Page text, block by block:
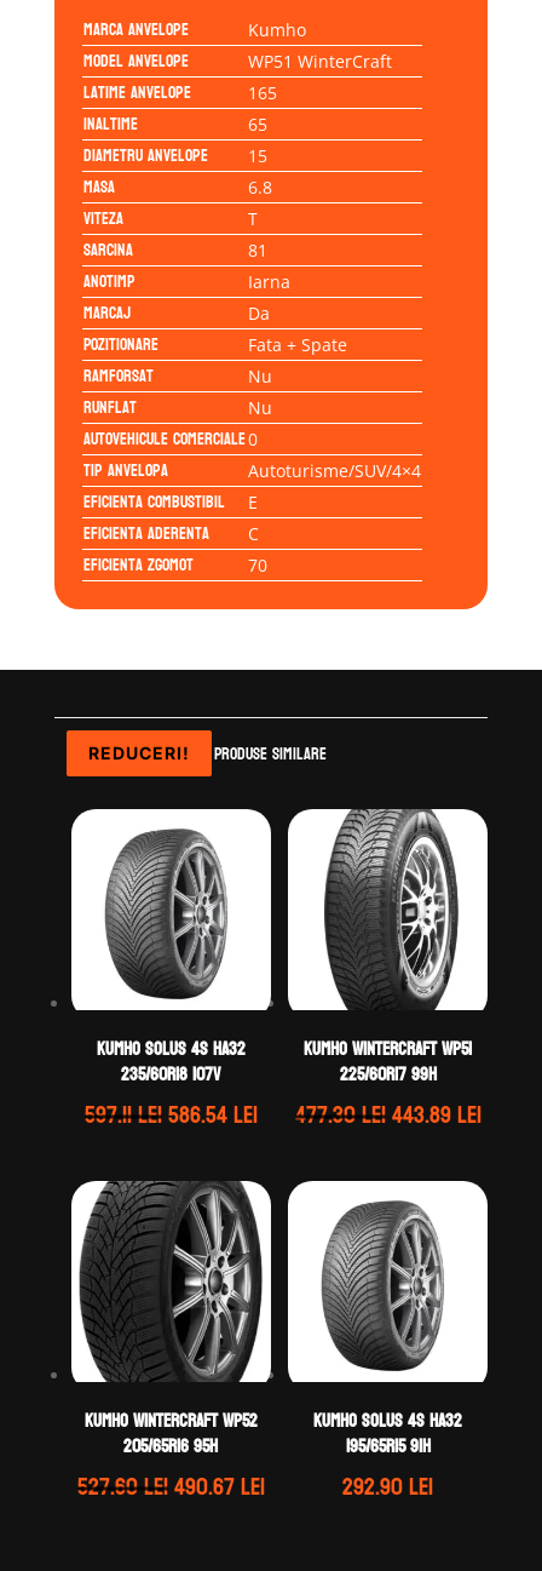
Marca anvelope Kumho
Model anvelope WP51 WinterCraft
Latime anvelope 165
Inaltime 65
Diametru anvelope 15
Masa 6.8
Viteza T
Sarcina 81
Anotimp Iarna
Marcaj Da
Pozitionare Fata + Spate
Ramforsat Nu
Runflat Nu
Autovehicule comerciale0
Tip anvelopa Autoturisme/SUV/4×4
Eficienta Combustibil E
Eficienta Aderenta C
Eficienta Zgomot 70
Produse similare
REDUCERI!
Kumho SOLUS 4S HA32
235/60R18 107V
597.11leiPrețul
a
fost:
597.11 lei.
586.54leiPrețul
este:
586.54 lei.
REDUCERI!
Kumho WINTERCRAFT WP51
225/60R17 99H
477.30leiPrețul
a
fost:
477.30 lei.
443.89leiPrețul
este:
REDUCERI!
Kumho WINTERCRAFT WP52
205/65R16 95H
527.60leiPrețul
490.67leiPrețul
Kumho SOLUS 4S HA32
195/65R15 91H
292.90lei